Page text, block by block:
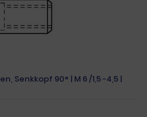
Senkkopf 90° | M 6 /1,5 -4,5 |